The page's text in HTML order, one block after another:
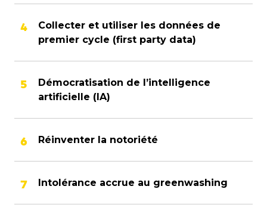
Collecter et utiliser les données de
premier cycle (first party data)
Démocratisation de l’intelligence
artificielle (IA)
Réinventer la notoriété
Intolérance accrue au greenwashing